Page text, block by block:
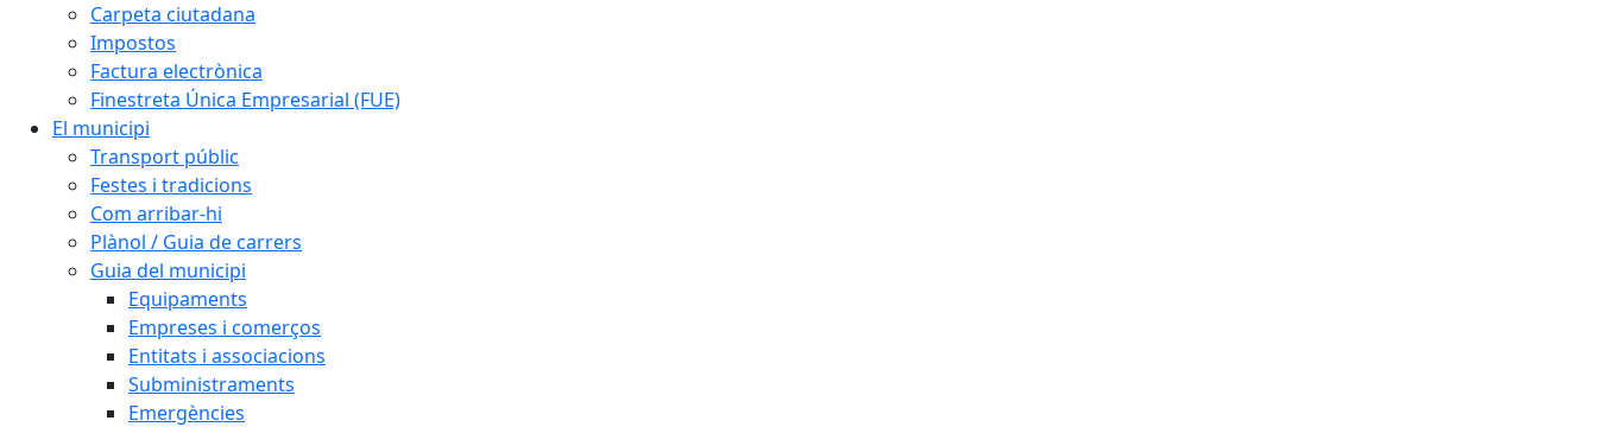
Carpeta ciutadana
Impostos
Factura electrònica
Finestreta Única Empresarial (FUE)
El municipi
Transport públic
Festes i tradicions
Com arribar-hi
Plànol / Guia de carrers
Guia del municipi
Equipaments
Empreses i comerços
Entitats i associacions
Subministraments
Emergències